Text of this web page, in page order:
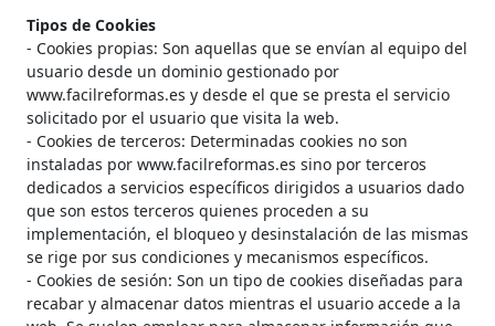
Tipos de Cookies
- Cookies propias: Son aquellas que se envían al equipo del
usuario desde un dominio gestionado por
www.facilreformas.es y desde el que se presta el servicio
solicitado por el usuario que visita la web.
- Cookies de terceros: Determinadas cookies no son
instaladas por www.facilreformas.es sino por terceros
dedicados a servicios específicos dirigidos a usuarios dado
que son estos terceros quienes proceden a su
implementación, el bloqueo y desinstalación de las mismas
se rige por sus condiciones y mecanismos específicos.
- Cookies de sesión: Son un tipo de cookies diseñadas para
recabar y almacenar datos mientras el usuario accede a la